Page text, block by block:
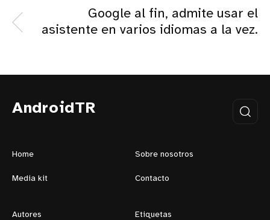
Google al fin, admite usar el
asistente en varios idiomas a la vez.
AndroidTR
Home Sobre nosotros
Media kit Contacto
Autores Etiquetas